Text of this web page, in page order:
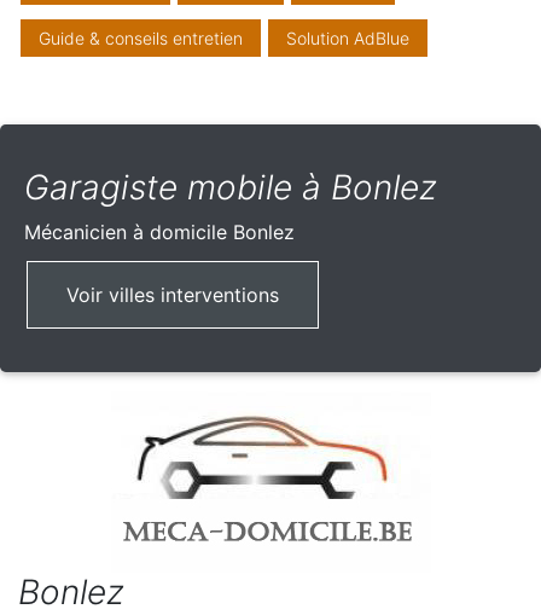
Guide & conseils entretien Solution AdBlue
Garagiste mobile à Bonlez
Mécanicien à domicile Bonlez
Voir villes interventions
Bonlez